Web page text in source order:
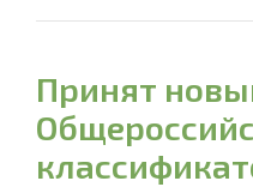
Принят